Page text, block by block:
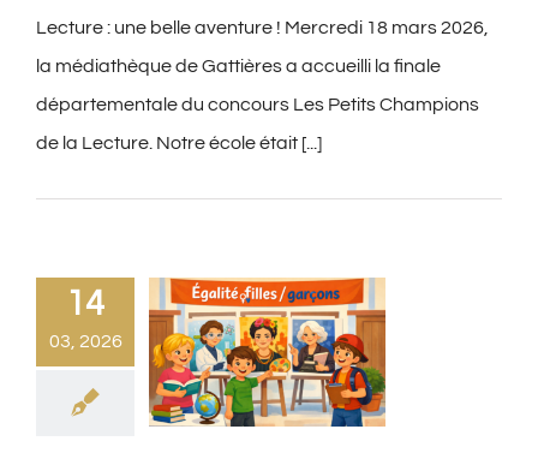
Lecture : une belle aventure ! Mercredi 18 mars 2026,
la médiathèque de Gattières a accueilli la finale
départementale du concours Les Petits Champions
de la Lecture. Notre école était [...]
14
03, 2026